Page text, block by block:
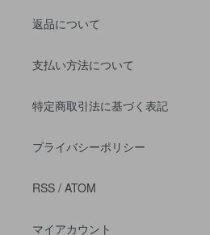
返品について
支払い方法について
特定商取引法に基づく表記
プライバシーポリシー
RSS / ATOM
マイアカウント